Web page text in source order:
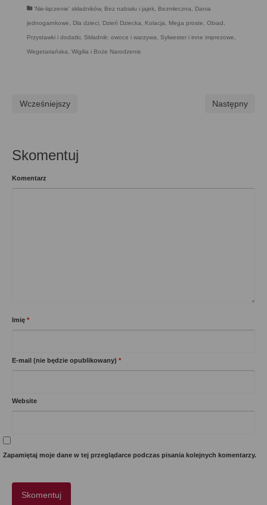
'Nie-łączenie' składników, Bez nabiału i jajek Bezmleczna Dania
jednogarnkowe Dla dzieci Dzień Dziecka Kolacja Mega proste Obiad
Przystawki i dodatki Składnik: owoce i warzywa Sylwester i inne imprezowe
Wegetariańska Wigilia i Boże Narodzenie
Wcześniejszy Następny
Skomentuj
Komentarz
Imię *
E-mail (nie będzie opublikowany) *
Website
Zapamiętaj moje dane w tej przeglądarce podczas pisania kolejnych komentarzy.